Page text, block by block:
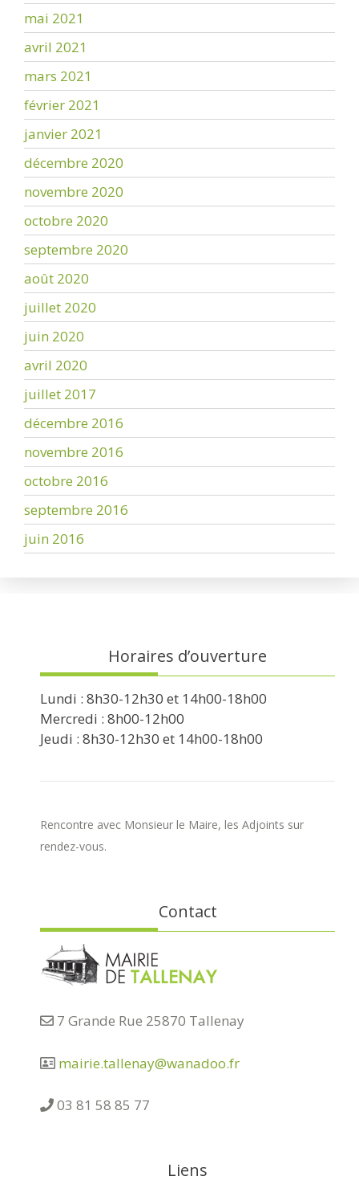
mai 2021
avril 2021
mars 2021
février 2021
janvier 2021
décembre 2020
novembre 2020
octobre 2020
septembre 2020
août 2020
juillet 2020
juin 2020
avril 2020
juillet 2017
décembre 2016
novembre 2016
octobre 2016
septembre 2016
juin 2016
Horaires d’ouverture
Lundi : 8h30-12h30 et 14h00-18h00
Mercredi : 8h00-12h00
Jeudi : 8h30-12h30 et 14h00-18h00
Rencontre avec Monsieur le Maire, les Adjoints sur
rendez-vous.
Contact
7 Grande Rue 25870 Tallenay
mairie.tallenay@wanadoo.fr
03 81 58 85 77
Liens